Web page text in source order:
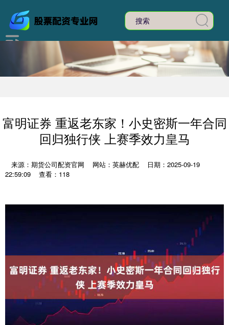
富明证券 重返老东家！小史密斯一年合同
回归独行侠 上赛季效力皇马
来源：期货公司配资官网 网站：英赫优配
日期：2025-09-19
22:59:09
查看：118